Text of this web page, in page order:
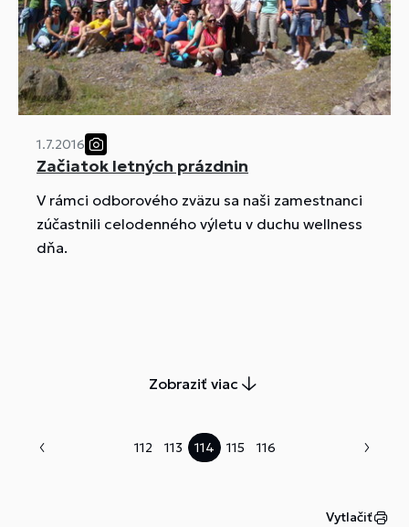
1.7.2016
Začiatok letných prázdnin
V rámci odborového zväzu sa naši zamestnanci
zúčastnili celodenného výletu v duchu wellness
dňa.
Zobraziť viac
112 113 114 115 116
Vytlačiť